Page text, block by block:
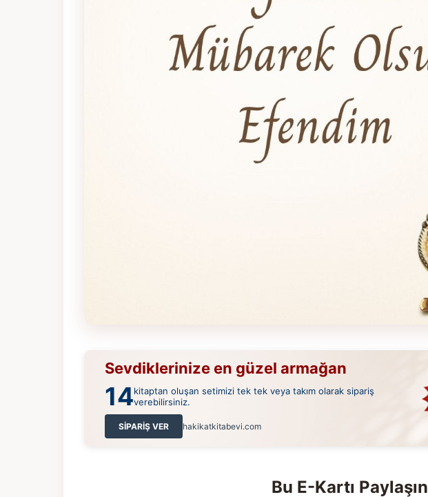
Sevdiklerinize en güzel armağan
14kitaptan oluşan setimizi tek tek veya takım olarak sipariş
verebilirsiniz.
SİPARİŞ VER hakikatkitabevi.com
Bu E-Kartı Paylaşın